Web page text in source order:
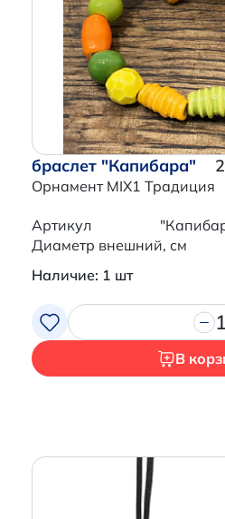
браслет "Капибара"
Орнамент MIX1 Традиция
Артикул
Диаметр внешний, см
Наличие: 1 шт
1
В